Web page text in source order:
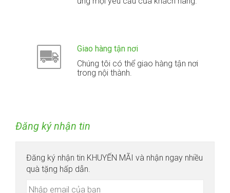
Giao hàng tận nơi
Chúng tôi có thể giao hàng tận nơi
trong nội thành.
Đăng ký nhận tin
Đăng ký nhận tin KHUYẾN MÃI và nhận ngay nhiều
quà tặng hấp dẫn.